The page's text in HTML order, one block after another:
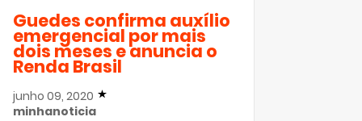
Guedes confirma auxílio
emergencial por mais
dois meses e anuncia o
Renda Brasil
junho 09, 2020
minhanoticia